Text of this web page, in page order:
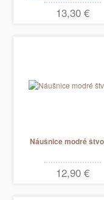
13,30 €
Náušnice modré
12,90 €